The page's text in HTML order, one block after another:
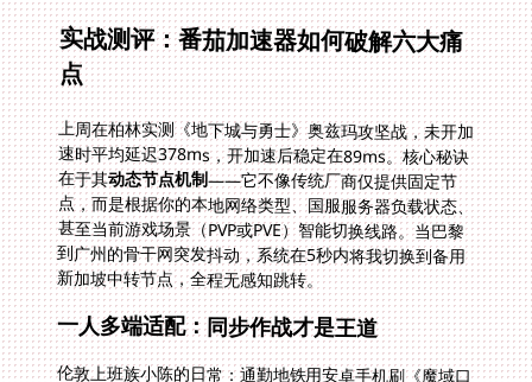
实战测评：番茄加速器如何破解六大痛
点
上周在柏林实测《地下城与勇士》奥兹玛攻坚战，未开加
速时平均延迟378ms，开加速后稳定在89ms。核心秘诀
在于其动态节点机制——它不像传统厂商仅提供固定节
点，而是根据你的本地网络类型、国服服务器负载状态、
甚至当前游戏场景（PVP或PVE）智能切换线路。当巴黎
到广州的骨干网突发抖动，系统在5秒内将我切换到备用
新加坡中转节点，全程无感知跳转。
一人多端适配：同步作战才是王道
伦敦上班族小陈的日常：通勤地铁用安卓手机刷《魔域口
袋版》家园人气值，午休掏出iPad布置家具提升雅居战